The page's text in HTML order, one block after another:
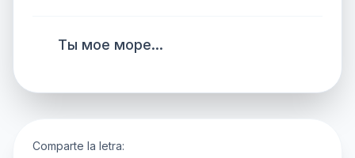
Ты мое море...
Comparte la letra: